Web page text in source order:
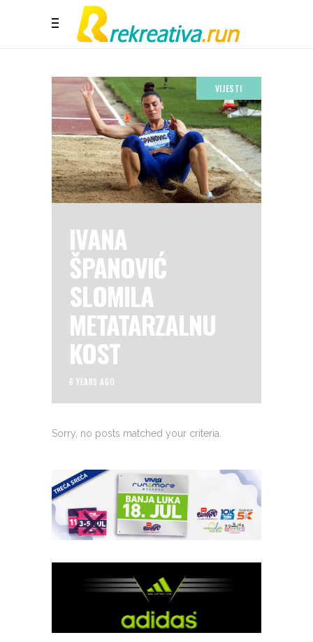
VIJESTI
IVANA
ŠPANOVIĆ
SLOMILA
METATARZALNU
KOST
6 YEARS AGO
Sorry, no posts matched your criteria.